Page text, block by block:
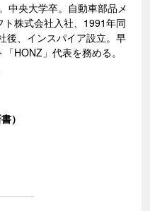
中央大学卒。自動車部品メ
株式会社入社、1991年同
後、インスパイア設立。早
HONZ」代表を務める。
）